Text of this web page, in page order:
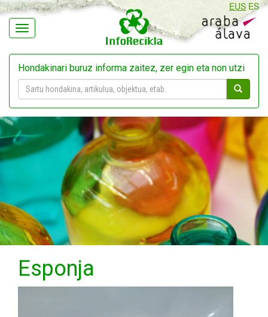
Navegación
EUS ES
Hondakinari buruz informa zaitez, zer egin eta non utzi
Esponja